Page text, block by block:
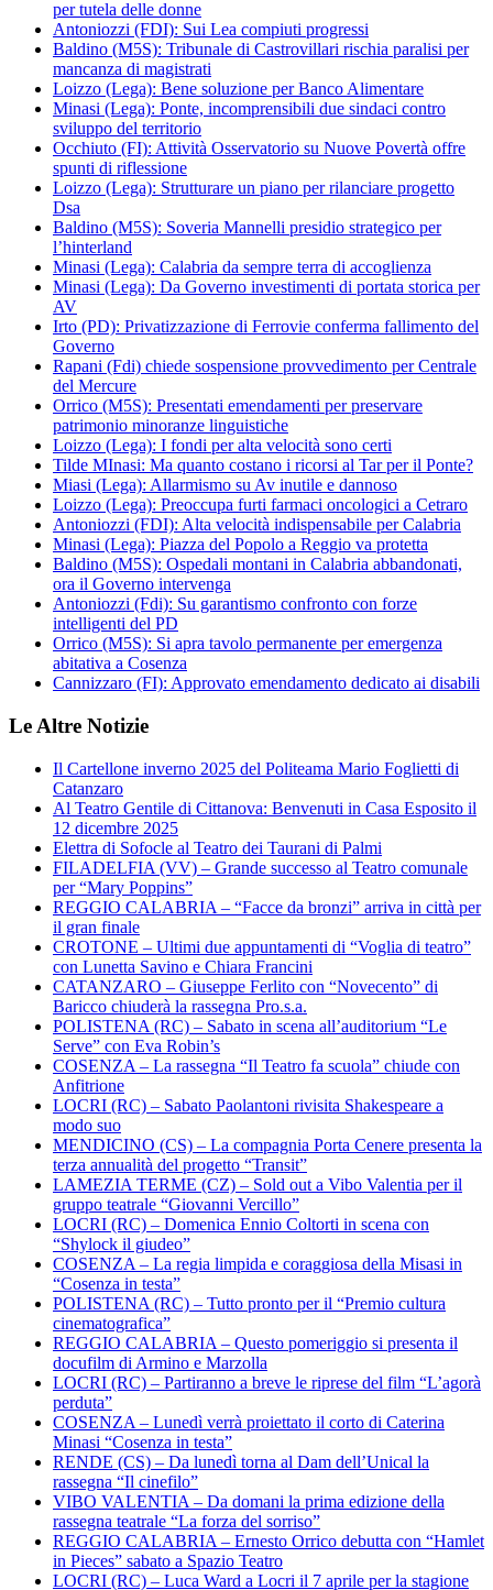
per tutela delle donne
Antoniozzi (FDI): Sui Lea compiuti progressi
Baldino (M5S): Tribunale di Castrovillari rischia paralisi per
mancanza di magistrati
Loizzo (Lega): Bene soluzione per Banco Alimentare
Minasi (Lega): Ponte, incomprensibili due sindaci contro
sviluppo del territorio
Occhiuto (FI): Attività Osservatorio su Nuove Povertà offre
spunti di riflessione
Loizzo (Lega): Strutturare un piano per rilanciare progetto
Dsa
Baldino (M5S): Soveria Mannelli presidio strategico per
l’hinterland
Minasi (Lega): Calabria da sempre terra di accoglienza
Minasi (Lega): Da Governo investimenti di portata storica per
AV
Irto (PD): Privatizzazione di Ferrovie conferma fallimento del
Governo
Rapani (Fdi) chiede sospensione provvedimento per Centrale
del Mercure
Orrico (M5S): Presentati emendamenti per preservare
patrimonio minoranze linguistiche
Loizzo (Lega): I fondi per alta velocità sono certi
Tilde MInasi: Ma quanto costano i ricorsi al Tar per il Ponte?
Miasi (Lega): Allarmismo su Av inutile e dannoso
Loizzo (Lega): Preoccupa furti farmaci oncologici a Cetraro
Antoniozzi (FDI): Alta velocità indispensabile per Calabria
Minasi (Lega): Piazza del Popolo a Reggio va protetta
Baldino (M5S): Ospedali montani in Calabria abbandonati,
ora il Governo intervenga
Antoniozzi (Fdi): Su garantismo confronto con forze
intelligenti del PD
Orrico (M5S): Si apra tavolo permanente per emergenza
abitativa a Cosenza
Cannizzaro (FI): Approvato emendamento dedicato ai disabili
Le Altre Notizie
Il Cartellone inverno 2025 del Politeama Mario Foglietti di
Catanzaro
Al Teatro Gentile di Cittanova: Benvenuti in Casa Esposito il
12 dicembre 2025
Elettra di Sofocle al Teatro dei Taurani di Palmi
FILADELFIA (VV) – Grande successo al Teatro comunale
per “Mary Poppins”
REGGIO CALABRIA – “Facce da bronzi” arriva in città per
il gran finale
CROTONE – Ultimi due appuntamenti di “Voglia di teatro”
con Lunetta Savino e Chiara Francini
CATANZARO – Giuseppe Ferlito con “Novecento” di
Baricco chiuderà la rassegna Pro.s.a.
POLISTENA (RC) – Sabato in scena all’auditorium “Le
Serve” con Eva Robin’s
COSENZA – La rassegna “Il Teatro fa scuola” chiude con
Anfitrione
LOCRI (RC) – Sabato Paolantoni rivisita Shakespeare a
modo suo
MENDICINO (CS) – La compagnia Porta Cenere presenta la
terza annualità del progetto “Transit”
LAMEZIA TERME (CZ) – Sold out a Vibo Valentia per il
gruppo teatrale “Giovanni Vercillo”
LOCRI (RC) – Domenica Ennio Coltorti in scena con
“Shylock il giudeo”
COSENZA – La regia limpida e coraggiosa della Misasi in
“Cosenza in testa”
POLISTENA (RC) – Tutto pronto per il “Premio cultura
cinematografica”
REGGIO CALABRIA – Questo pomeriggio si presenta il
docufilm di Armino e Marzolla
LOCRI (RC) – Partiranno a breve le riprese del film “L’agorà
perduta”
COSENZA – Lunedì verrà proiettato il corto di Caterina
Minasi “Cosenza in testa”
RENDE (CS) – Da lunedì torna al Dam dell’Unical la
rassegna “Il cinefilo”
VIBO VALENTIA – Da domani la prima edizione della
rassegna teatrale “La forza del sorriso”
REGGIO CALABRIA – Ernesto Orrico debutta con “Hamlet
in Pieces” sabato a Spazio Teatro
LOCRI (RC) – Luca Ward a Locri il 7 aprile per la stagione